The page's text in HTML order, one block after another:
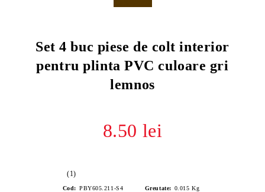
Set 4 buc piese de colt interior
pentru plinta PVC culoare gri
lemnos
8.50 lei
(1)
Cod: PBY605.211-S4 Greutate: 0.015 Kg